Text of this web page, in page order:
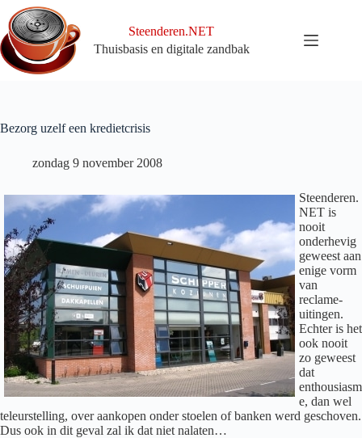
naar
de
inhoud
Steenderen.NET
Thuisbasis en digitale zandbak
Bezorg uzelf een kredietcrisis
zondag 9 november 2008
Steenderen.
NET is
nooit
onderhevig
geweest aan
enige vorm
van
reclame-
uitingen.
Echter is het
ook nooit
zo geweest
dat
enthousiasm
e, dan wel
teleurstelling, over aankopen onder stoelen of banken werd geschoven.
Dus ook in dit geval zal ik dat niet nalaten…